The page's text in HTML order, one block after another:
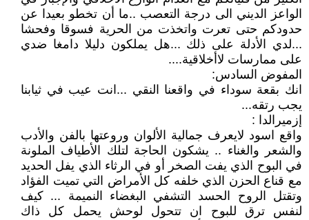
الواعز الديني الى درجة التعصب ..ما أن تخطو بعيدا عن
حدودكم حتى تعرت واتخذت من الحرية فسوقا وفحشا
...لدي الأدلة على ذلك ...هل يملكون دليلا دامغا ضدي
على ممارسات لاأخلاقية....
المفوض السادس:
انك بقعة سوداء في واقعنا النقي ...انت عيب في ثيابنا
يجب رتقه...
إزميرالدا :
واقع اسود لايعرف جمالية الألوان وروعتها بالفن والأدب
والشعر والغناء .. يشكون الحاجة لتلك الأطياف الملونة
في البوح الذي يفت الصخر أو في الرثاء الذي يفل الحديد
مع قناع الحزن الذي خلفه كل الأمراض التي تميت الفؤاد
وتقتل الروح الحسد التشفي البغضاء النميمة ... كيف
لنفس ترق للبوح ان تتحول لوحش يحمل كل ذاك